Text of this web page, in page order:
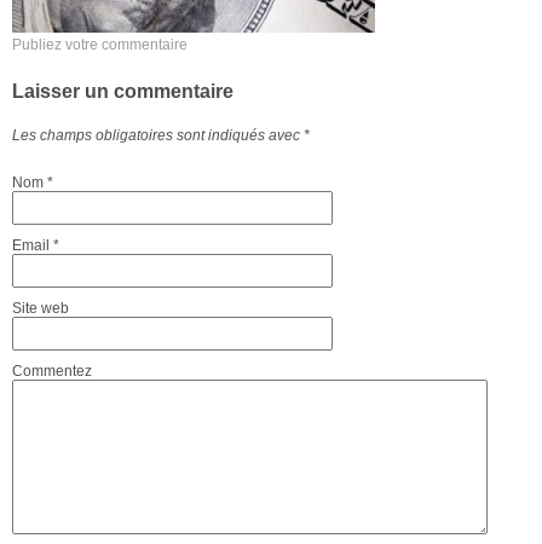
Publiez votre commentaire
Laisser un commentaire
Les champs obligatoires sont indiqués avec *
Nom *
Email *
Site web
Commentez